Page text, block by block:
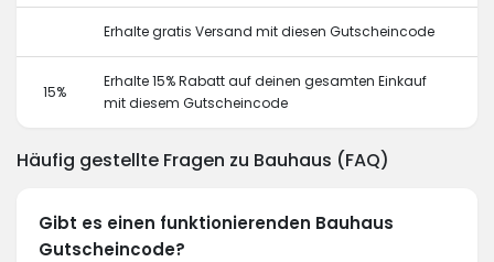
Erhalte gratis Versand mit diesen Gutscheincode
15%
Erhalte 15% Rabatt auf deinen gesamten Einkauf
mit diesem Gutscheincode
Häufig gestellte Fragen zu Bauhaus (FAQ)
Gibt es einen funktionierenden Bauhaus
Gutscheincode?